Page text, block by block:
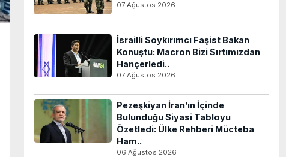
07 Ağustos 2026
İsrailli Soykırımcı Faşist Bakan
Konuştu: Macron Bizi Sırtımızdan
Hançerledi..
07 Ağustos 2026
Pezeşkiyan İran’ın İçinde
Bulunduğu Siyasi Tabloyu
Özetledi: Ülke Rehberi Mücteba
Ham..
06 Ağustos 2026